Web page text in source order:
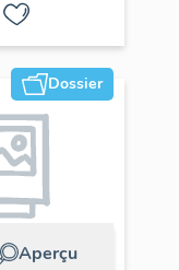
Dossier
Aperçu